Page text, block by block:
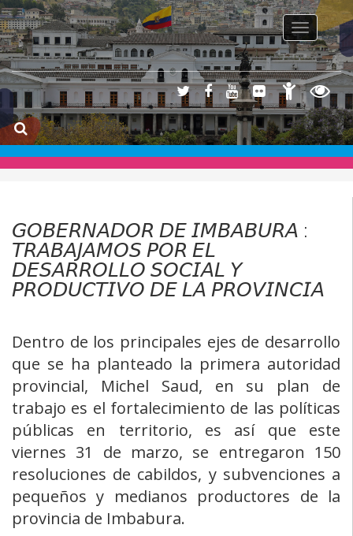
Toggle
𝘎𝘖𝘉𝘌𝘙𝘕𝘈𝘋𝘖𝘙 𝘋𝘌 𝘐𝘔𝘉𝘈𝘉𝘜𝘙𝘈 :
𝘛𝘙𝘈𝘉𝘈𝘑𝘈𝘔𝘖𝘚 𝘗𝘖𝘙 𝘌𝘓
𝘋𝘌𝘚𝘈𝘙𝘙𝘖𝘓𝘓𝘖 𝘚𝘖𝘊𝘐𝘈𝘓 𝘠
𝘗𝘙𝘖𝘋𝘜𝘊𝘛𝘐𝘝𝘖 𝘋𝘌 𝘓𝘈 𝘗𝘙𝘖𝘝𝘐𝘕𝘊𝘐𝘈
Dentro de los principales ejes de desarrollo
que se ha planteado la primera autoridad
provincial, Michel Saud, en su plan de
trabajo es el fortalecimiento de las políticas
públicas en territorio, es así que este
viernes 31 de marzo, se entregaron 150
resoluciones de cabildos, y subvenciones a
pequeños y medianos productores de la
provincia de Imbabura.